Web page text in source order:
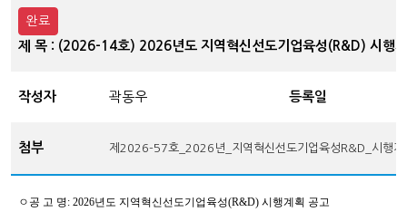
완료
제 목 : (2026-14호) 2026년도 지역혁신선도기업육성(R&D) 시행
작성자 곽동우 등록일
첨부 제2026-57호_2026년_지역혁신선도기업육성R&D_시행
ㅇ공 고 명: 2026년도 지역혁신선도기업육성(R&D) 시행계획 공고